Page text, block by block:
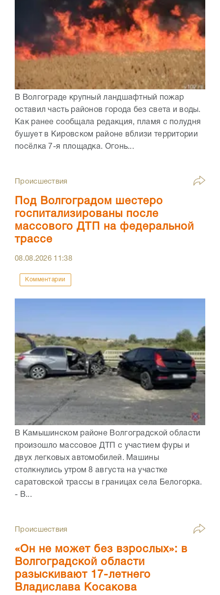
В Волгограде крупный ландшафтный пожар
оставил часть районов города без света и воды.
Как ранее сообщала редакция, пламя с полудня
бушует в Кировском районе вблизи территории
посёлка 7-я площадка. Огонь...
Происшествия
Под Волгоградом шестеро
госпитализированы после
массового ДТП на федеральной
трассе
08.08.2026 11:38
Комментарии
В Камышинском районе Волгоградской области
произошло массовое ДТП с участием фуры и
двух легковых автомобилей. Машины
столкнулись утром 8 августа на участке
саратовской трассы в границах села Белогорка.
- В...
Происшествия
«Он не может без взрослых»: в
Волгоградской области
разыскивают 17-летнего
Владислава Косакова